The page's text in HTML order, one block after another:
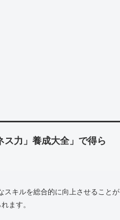
ス力」養成大全」で得ら
スキルを総合的に向上させることが
ます。